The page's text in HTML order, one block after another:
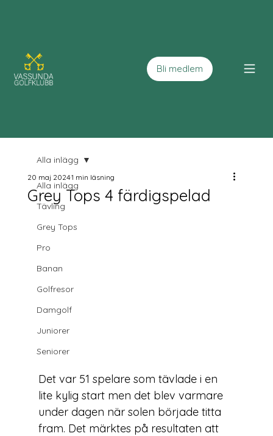
Bli medlem
Alla inlägg
Tävling
Grey Tops
Pro
Banan
Golfresor
Damgolf
Juniorer
Seniorer
Alla inlägg
Grey Tops 4 färdigspelad
20 maj 20241 min läsning
Det var 51 spelare som tävlade i en
lite kylig start men det blev varmare
under dagen när solen började titta
fram. Det märktes på resultaten att